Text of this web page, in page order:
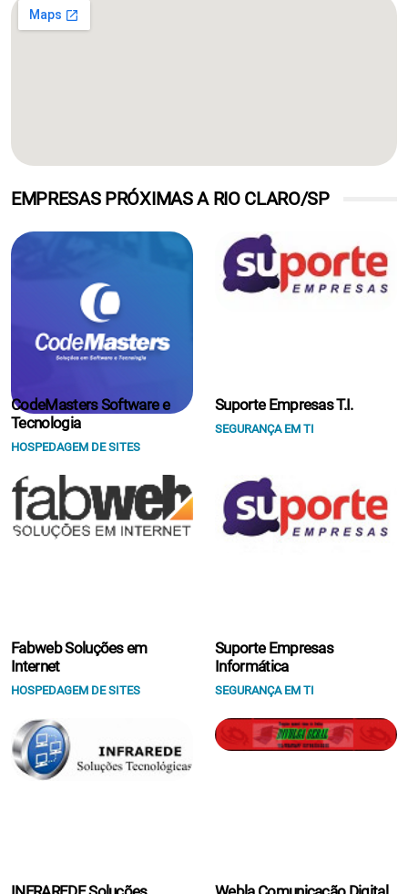
EMPRESAS PRÓXIMAS A RIO CLARO/SP
CodeMasters Software e
Tecnologia
HOSPEDAGEM DE SITES
Suporte Empresas T.I.
SEGURANÇA EM TI
Fabweb Soluções em
Internet
HOSPEDAGEM DE SITES
Suporte Empresas
Informática
SEGURANÇA EM TI